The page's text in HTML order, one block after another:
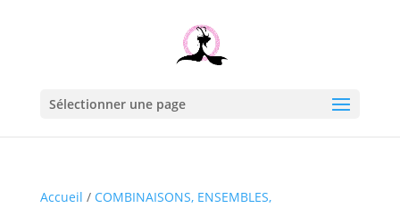
Sélectionner une page
Accueil / COMBINAISONS, ENSEMBLES,